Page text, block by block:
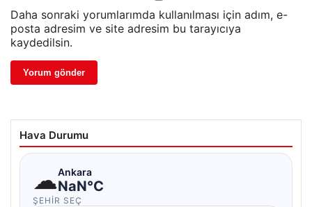
Daha sonraki yorumlarımda kullanılması için adım, e-
posta adresim ve site adresim bu tarayıcıya
kaydedilsin.
Hava Durumu
☁Ankara
NaN°C
ŞEHIR SEÇ